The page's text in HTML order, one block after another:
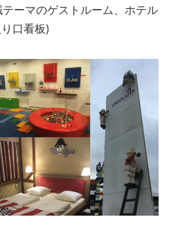
ーマのゲストルーム、ホテル
口看板)